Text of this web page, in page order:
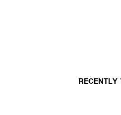
· ทำความสะอาดผิวหมดจดอย่างอ่อนโยน -
RECENTLY